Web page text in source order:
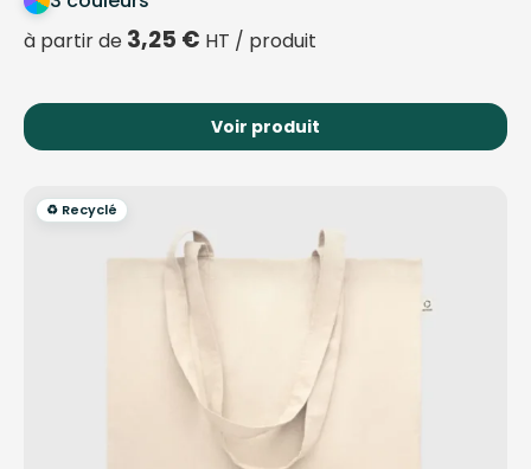
à partir de 3,25 € HT / produit
Voir produit
♻️ Recyclé